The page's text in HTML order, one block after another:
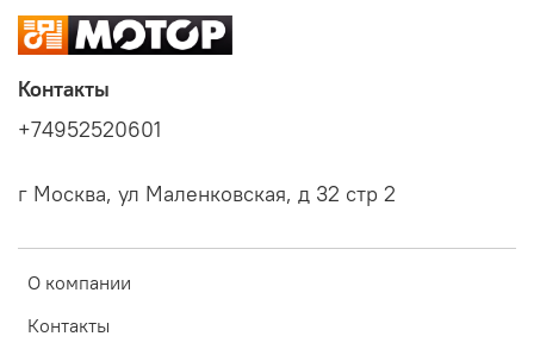
О компании
Контакты
Контакты
+74952520601
г Москва, ул Маленковская, д 32 стр 2